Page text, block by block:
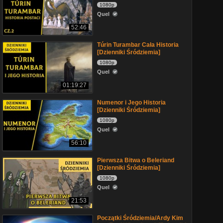
52:46
1080p
Quel
01:19:27
Túrin Turambar Cała Historia
[Dzienniki Śródziemia]
1080p
Quel
56:10
Numenor i Jego Historia
[Dzienniki Śródziemia]
1080p
Quel
21:53
Pierwsza Bitwa o Beleriand
[Dzienniki Śródziemia]
1080p
Quel
Początki Śródziemia/Ardy Kim